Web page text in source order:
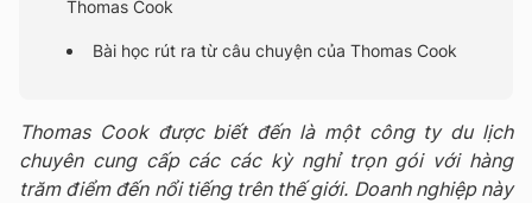
Thomas Cook
Bài học rút ra từ câu chuyện của Thomas Cook
Thomas Cook được biết đến là một công ty du lịch
chuyên cung cấp các các kỳ nghỉ trọn gói với hàng
trăm điểm đến nổi tiếng trên thế giới. Doanh nghiệp này